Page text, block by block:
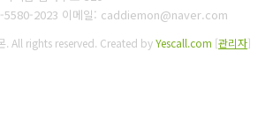
2023 이메일: caddiemon@naver.com
All rights reserved. Created byYescall.com [관리자]